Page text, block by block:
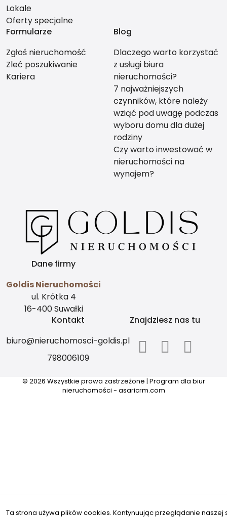
Lokale
Oferty specjalne
Formularze
Zgłoś nieruchomość
Zleć poszukiwanie
Kariera
Blog
Dlaczego warto korzystać
z usługi biura
nieruchomości?
7 najważniejszych
czynników, które należy
wziąć pod uwagę podczas
wyboru domu dla dużej
rodziny
Czy warto inwestować w
nieruchomości na
wynajem?
Dane firmy
Goldis Nieruchomości
ul. Krótka 4
16-400 Suwałki
Kontakt
biuro@nieruchomosci-goldis.pl
798006109
Znajdziesz nas tu
© 2026 Wszystkie prawa zastrzeżone | Program dla biur
nieruchomości - asaricrm.com
Ta strona używa plików cookies. Kontynuując przeglądanie naszej